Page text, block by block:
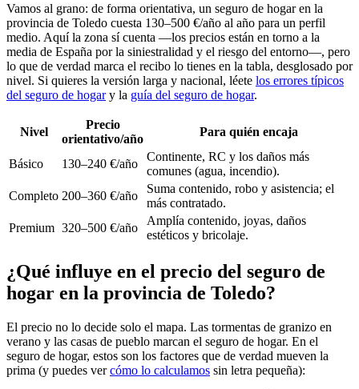
Vamos al grano: de forma orientativa, un seguro de hogar en la
provincia de Toledo cuesta 130–500 €/año al año para un perfil
medio. Aquí la zona sí cuenta —los precios están en torno a la
media de España por la siniestralidad y el riesgo del entorno—, pero
lo que de verdad marca el recibo lo tienes en la tabla, desglosado por
nivel. Si quieres la versión larga y nacional, léete los errores típicos
del seguro de hogary la guía del seguro de hogar.
Nivel
Precio
orientativo/año
Para quién encaja
Básico 130–240 €/año
Continente, RC y los daños más
comunes (agua, incendio).
Completo 200–360 €/año
Suma contenido, robo y asistencia; el
más contratado.
Premium 320–500 €/año
Amplía contenido, joyas, daños
estéticos y bricolaje.
¿Qué influye en el precio del seguro de
hogar en la provincia de Toledo?
El precio no lo decide solo el mapa. Las tormentas de granizo en
verano y las casas de pueblo marcan el seguro de hogar. En el
seguro de hogar, estos son los factores que de verdad mueven la
prima (y puedes vercómo lo calculamos sin letra pequeña):